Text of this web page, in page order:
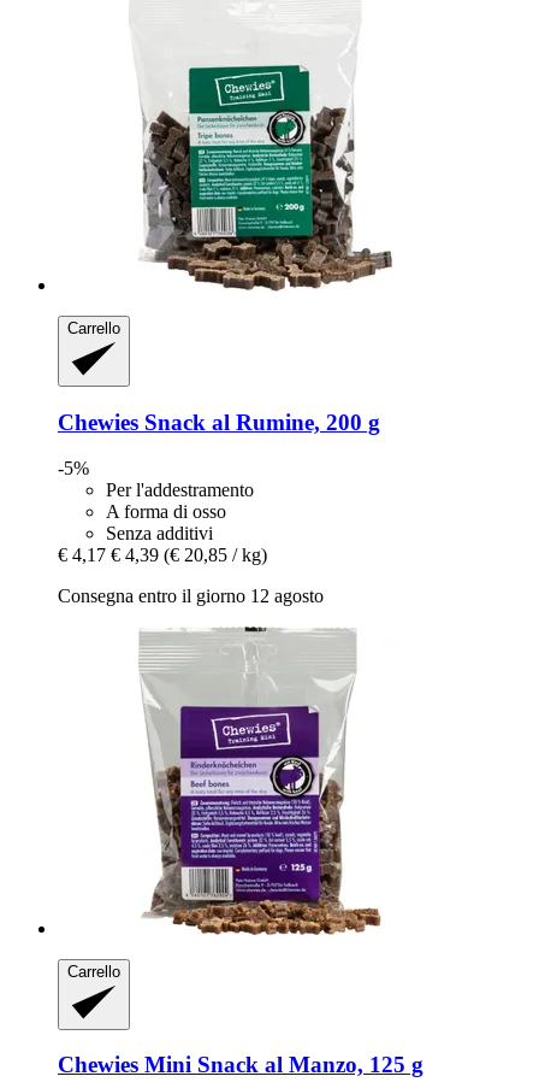
Carrello
Chewies Snack al Rumine, 200 g
-5%
Per l'addestramento
A forma di osso
Senza additivi
€ 4,17 € 4,39 (€ 20,85 / kg)
Consegna entro il giorno 12 agosto
Carrello
Chewies Mini Snack al Manzo, 125 g